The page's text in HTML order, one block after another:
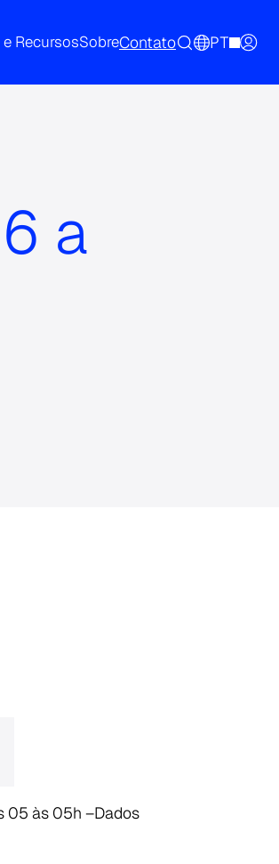
RecursosSobreContato PT
a
05 às 05h –Dados